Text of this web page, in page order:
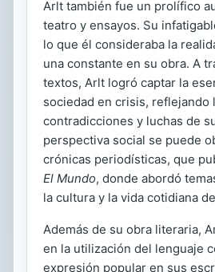
Arlt también fue un prolífico
teatro y ensayos. Su
lo que él consideraba la
una constante en su obra. A
textos, Arlt logró captar la
sociedad en crisis, reflejando
contradicciones y luchas de
perspectiva social se puede
crónicas periodísticas, que
El Mundo, donde abordó
la cultura y la vida cotidiana
Además de su obra literaria,
en la utilización del lenguaje
expresión popular en sus